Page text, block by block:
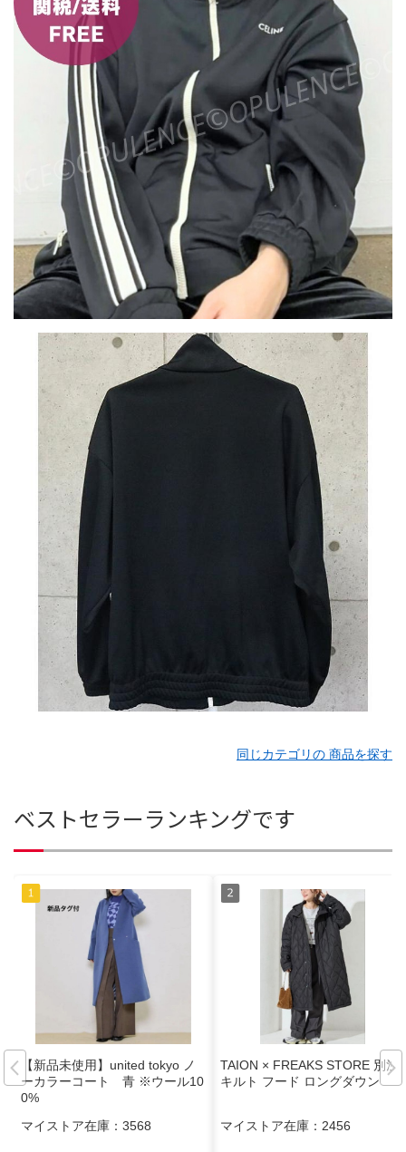
同じカテゴリの 商品を探す
ベストセラーランキングです
【新品未使用】united tokyo ノ
ーカラーコート 青 ※ウール10
0%
マイストア在庫： 3568
TAION × FREAKS STORE 別注
キルト フード ロングダウン
マイストア在庫： 2456